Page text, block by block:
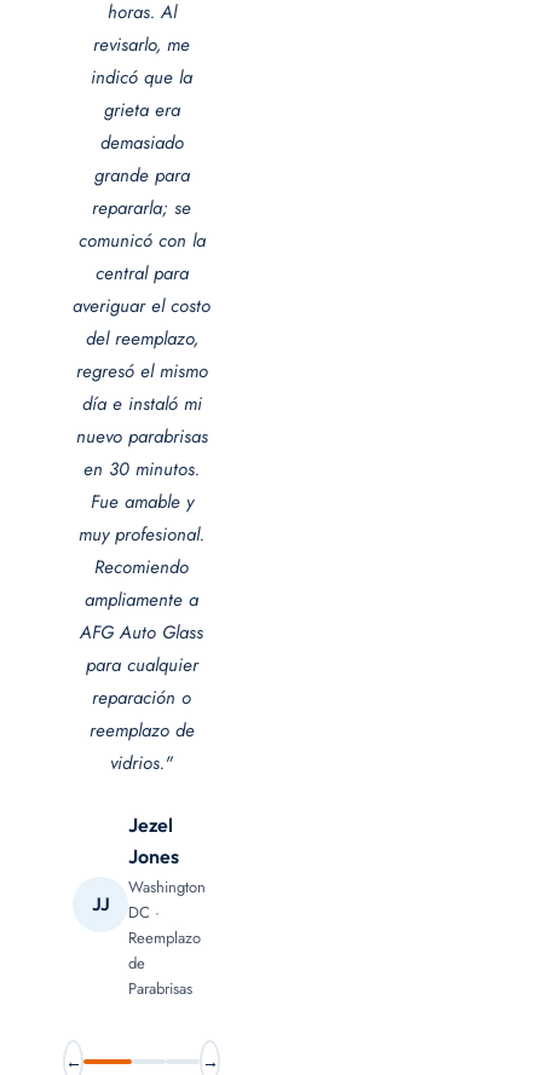
horas. Al
revisarlo, me
indicó que la
grieta era
demasiado
grande para
repararla; se
comunicó con la
central para
averiguar el costo
del reemplazo,
regresó el mismo
día e instaló mi
nuevo parabrisas
en 30 minutos.
Fue amable y
muy profesional.
Recomiendo
ampliamente a
AFG Auto Glass
para cualquier
reparación o
reemplazo de
vidrios."
JJ
Jezel
Jones
Washington
DC ·
Reemplazo
de
Parabrisas
← →